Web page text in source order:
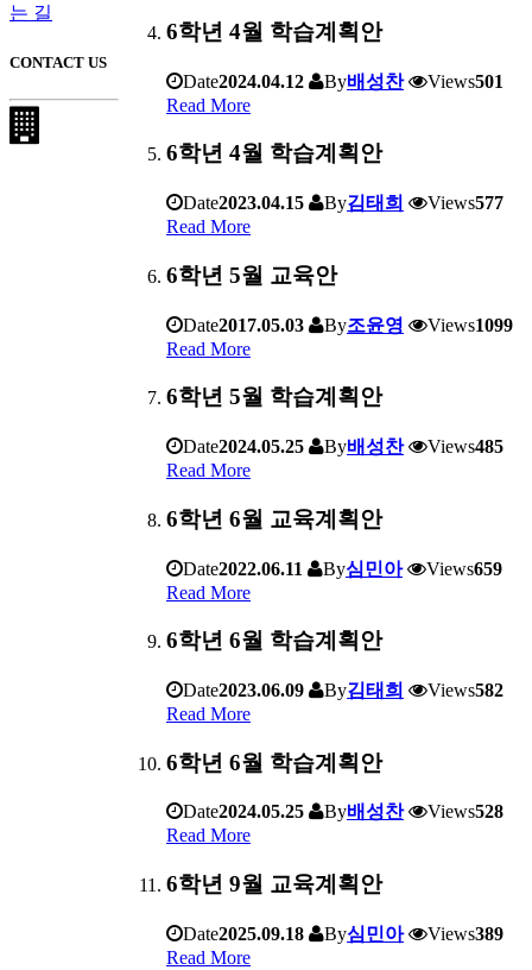
6학년 4월 학습계획안
Date2024.04.12 By배성찬 Views501
Read More
6학년 4월 학습계획안
Date2023.04.15 By김태희 Views577
Read More
6학년 5월 교육안
Date2017.05.03 By조윤영 Views1099
Read More
6학년 5월 학습계획안
Date2024.05.25 By배성찬 Views485
Read More
6학년 6월 교육계획안
Date2022.06.11 By심민아 Views659
Read More
6학년 6월 학습계획안
Date2023.06.09 By김태희 Views582
Read More
6학년 6월 학습계획안
Date2024.05.25 By배성찬 Views528
Read More
6학년 9월 교육계획안
Date2025.09.18 By심민아 Views389
Read More
는 길
CONTACT US